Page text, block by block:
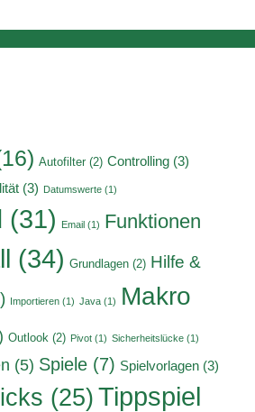
Autofilter (2) Controlling (3)
(3) Datumswerte (1)
(31) Email (1) Funktionen
(34) Grundlagen (2) Hilfe &
Importieren (1) Java (1)
Makro
Outlook (2) Pivot (1) Sicherheitslücke (1)
(5) Spiele (7) Spielvorlagen (3)
(25)Tippspiel